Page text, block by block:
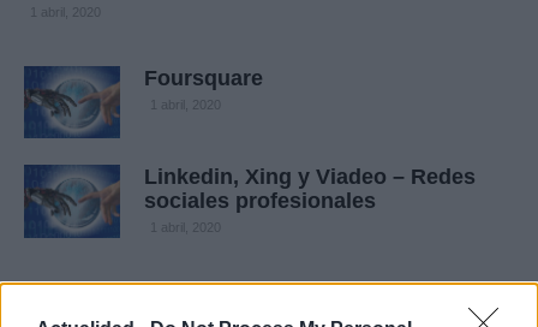
1 abril, 2020
Foursquare
1 abril, 2020
Linkedin, Xing y Viadeo – Redes
sociales profesionales
1 abril, 2020
Reputación online de una empresa